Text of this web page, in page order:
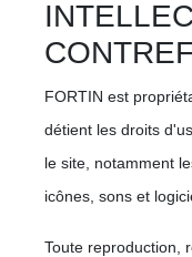
FORTIN est
détient les droits
le site, notamment
icônes, sons et
Toute reproduction,